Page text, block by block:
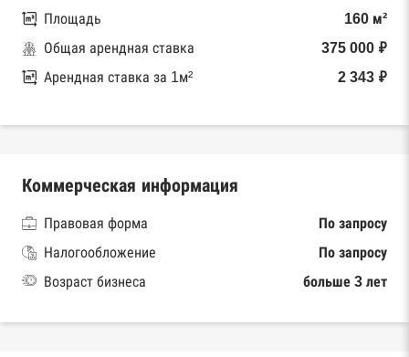
Площадь
160 м²
Общая арендная ставка
375 000 ₽
Арендная ставка за 1м²
2 343 ₽
Коммерческая информация
Правовая форма
По запросу
Налогообложение
По запросу
Возраст бизнеса
больше 3 лет